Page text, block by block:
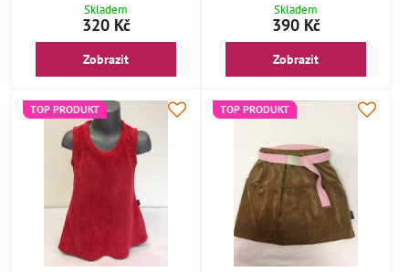
Skladem
320 Kč
Zobrazit
Skladem
390 Kč
Zobrazit
TOP PRODUKT TOP PRODUKT